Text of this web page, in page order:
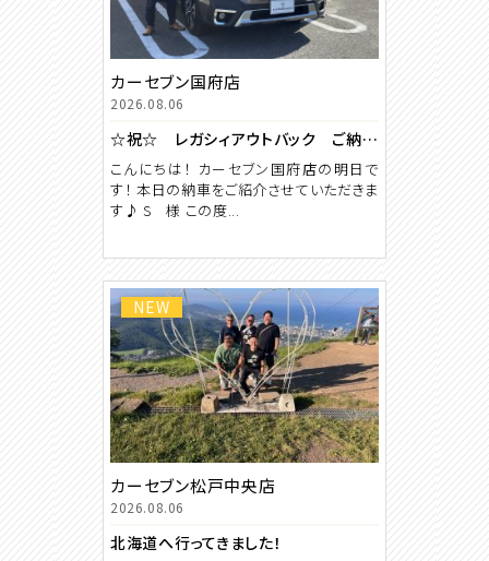
カーセブン国府店
2026.08.06
☆祝☆ レガシィアウトバック ご納車 【カーセブン国府店】
こんにちは！ カーセブン国府店の明日で
す！ 本日の納車をご紹介させていただきま
す♪ S 様 この度...
NEW
カーセブン松戸中央店
2026.08.06
北海道へ行ってきました！